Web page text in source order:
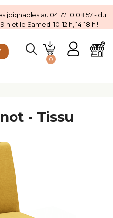
au 04 77 10 08 57 - du
h et le Samedi 10-12 h, 14-18 h !
0
- Tissu